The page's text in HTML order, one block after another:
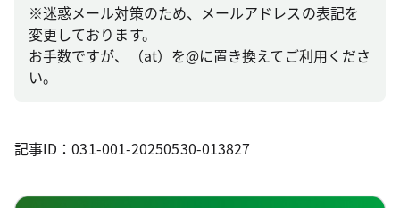
※迷惑メール対策のため、メールアドレスの表記を
変更しております。
お手数ですが、（at）を@に置き換えてご利用くださ
い。
記事ID：031-001-20250530-013827